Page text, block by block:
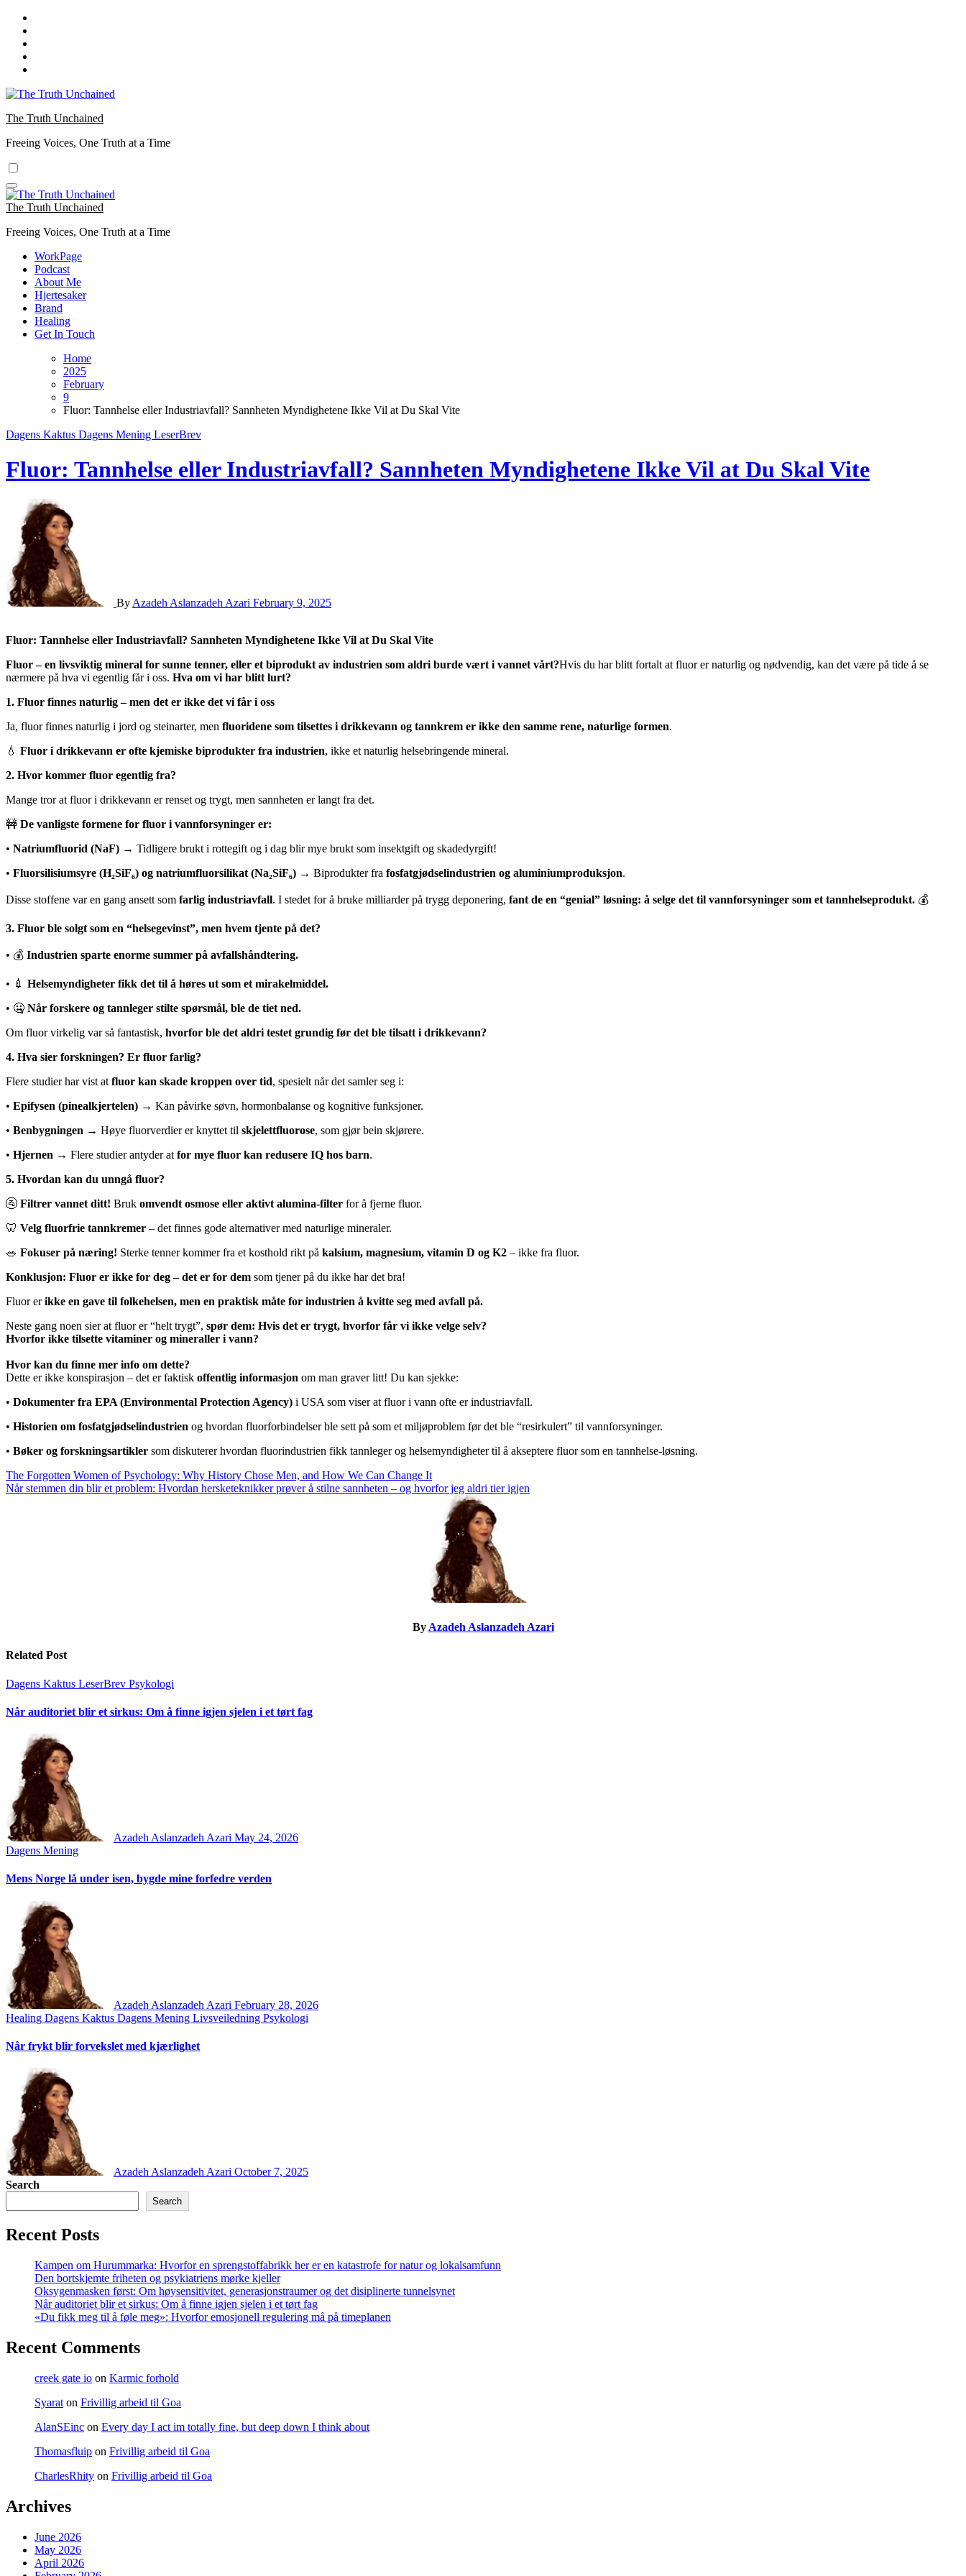
The Truth Unchained
Freeing Voices, One Truth at a Time
The Truth Unchained
Freeing Voices, One Truth at a Time
WorkPage
Podcast
About Me
Hjertesaker
Brand
Healing
Get In Touch
Home
2025
February
9
Fluor: Tannhelse eller Industriavfall? Sannheten Myndighetene Ikke Vil at Du Skal Vite
Dagens Kaktus Dagens Mening LeserBrev
Fluor: Tannhelse eller Industriavfall? Sannheten Myndighetene Ikke Vil at Du Skal Vite
By Azadeh Aslanzadeh Azari February 9, 2025
Fluor: Tannhelse eller Industriavfall? Sannheten Myndighetene Ikke Vil at Du Skal Vite
Fluor – en livsviktig mineral for sunne tenner, eller et biprodukt av industrien som aldri burde vært i vannet vårt?Hvis du har blitt fortalt at fluor er naturlig og nødvendig, kan det være på tide å se
nærmere på hva vi egentlig får i oss. Hva om vi har blitt lurt?
1. Fluor finnes naturlig – men det er ikke det vi får i oss
Ja, fluor finnes naturlig i jord og steinarter, men fluoridene som tilsettes i drikkevann og tannkrem er ikke den samme rene, naturlige formen.
💧 Fluor i drikkevann er ofte kjemiske biprodukter fra industrien, ikke et naturlig helsebringende mineral.
2. Hvor kommer fluor egentlig fra?
Mange tror at fluor i drikkevann er renset og trygt, men sannheten er langt fra det.
🚧 De vanligste formene for fluor i vannforsyninger er:
• Natriumfluorid (NaF) → Tidligere brukt i rottegift og i dag blir mye brukt som insektgift og skadedyrgift!
• Fluorsilisiumsyre (H₂SiF₆) og natriumfluorsilikat (Na₂SiF₆) → Biprodukter fra fosfatgjødselindustrien og aluminiumproduksjon.
Disse stoffene var en gang ansett som farlig industriavfall. I stedet for å bruke milliarder på trygg deponering, fant de en “genial” løsning: å selge det til vannforsyninger som et tannhelseprodukt. 💰
3. Fluor ble solgt som en “helsegevinst”, men hvem tjente på det?
• 💰 Industrien sparte enorme summer på avfallshåndtering.
• 💉 Helsemyndigheter fikk det til å høres ut som et mirakelmiddel.
• 🤐 Når forskere og tannleger stilte spørsmål, ble de tiet ned.
Om fluor virkelig var så fantastisk, hvorfor ble det aldri testet grundig før det ble tilsatt i drikkevann?
4. Hva sier forskningen? Er fluor farlig?
Flere studier har vist at fluor kan skade kroppen over tid, spesielt når det samler seg i:
• Epifysen (pinealkjertelen) → Kan påvirke søvn, hormonbalanse og kognitive funksjoner.
• Benbygningen → Høye fluorverdier er knyttet til skjelettfluorose, som gjør bein skjørere.
• Hjernen → Flere studier antyder at for mye fluor kan redusere IQ hos barn.
5. Hvordan kan du unngå fluor?
🚰 Filtrer vannet ditt! Bruk omvendt osmose eller aktivt alumina-filter for å fjerne fluor.
🦷 Velg fluorfrie tannkremer – det finnes gode alternativer med naturlige mineraler.
🥗 Fokuser på næring! Sterke tenner kommer fra et kosthold rikt på kalsium, magnesium, vitamin D og K2 – ikke fra fluor.
Konklusjon: Fluor er ikke for deg – det er for dem som tjener på du ikke har det bra!
Fluor erikke en gave til folkehelsen, men en praktisk måte for industrien å kvitte seg med avfall på.
Neste gang noen sier at fluor er “helt trygt”, spør dem: Hvis det er trygt, hvorfor får vi ikke velge selv?
Hvorfor ikke tilsette vitaminer og mineraller i vann?
Hvor kan du finne mer info om dette?
Dette er ikke konspirasjon – det er faktisk offentlig informasjon om man graver litt! Du kan sjekke:
• Dokumenter fra EPA (Environmental Protection Agency) i USA som viser at fluor i vann ofte er industriavfall.
• Historien om fosfatgjødselindustrien og hvordan fluorforbindelser ble sett på som et miljøproblem før det ble “resirkulert” til vannforsyninger.
• Bøker og forskningsartikler som diskuterer hvordan fluorindustrien fikk tannleger og helsemyndigheter til å akseptere fluor som en tannhelse-løsning.
The Forgotten Women of Psychology: Why History Chose Men, and How We Can Change It
Når stemmen din blir et problem: Hvordan hersketeknikker prøver å stilne sannheten – og hvorfor jeg aldri tier igjen
By Azadeh Aslanzadeh Azari
Related Post
Dagens Kaktus LeserBrev Psykologi
Når auditoriet blir et sirkus: Om å finne igjen sjelen i et tørt fag
Azadeh Aslanzadeh Azari May 24, 2026
Dagens Mening
Mens Norge lå under isen, bygde mine forfedre verden
Azadeh Aslanzadeh Azari February 28, 2026
Healing Dagens Kaktus Dagens Mening Livsveiledning Psykologi
Når frykt blir forvekslet med kjærlighet
Azadeh Aslanzadeh Azari October 7, 2025
Search
Search
Recent Posts
Kampen om Hurummarka: Hvorfor en sprengstoffabrikk her er en katastrofe for natur og lokalsamfunn
Den bortskjemte friheten og psykiatriens mørke kjeller
Oksygenmasken først: Om høysensitivitet, generasjonstraumer og det disiplinerte tunnelsynet
Når auditoriet blir et sirkus: Om å finne igjen sjelen i et tørt fag
«Du fikk meg til å føle meg»: Hvorfor emosjonell regulering må på timeplanen
Recent Comments
creek gate io on Karmic forhold
Syarat on Frivillig arbeid til Goa
AlanSEinc on Every day I act im totally fine, but deep down I think about
Thomasfluip on Frivillig arbeid til Goa
CharlesRhity on Frivillig arbeid til Goa
Archives
June 2026
May 2026
April 2026